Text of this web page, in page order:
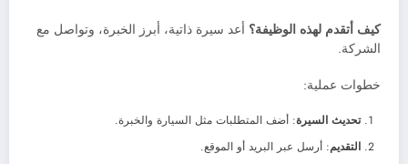
كيف أتقدم لهذه الوظيفة؟ أعد سيرة ذاتية، أبرز الخبرة، وتواصل مع
الشركة.
خطوات عملية:
تحديث السيرة: أضف المتطلبات مثل السيارة والخبرة.
التقديم: أرسل عبر البريد أو الموقع.